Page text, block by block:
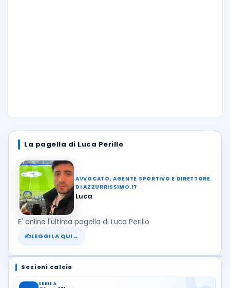
La pagella di Luca Perillo
AVVOCATO, AGENTE SPORTIVO E DIRETTORE
DI AZZURRISSIMO.IT
Luca
E' online l'ultima pagella di Luca Perillo
✍LEGGILA QUI →
Sezioni calcio
SERIE A